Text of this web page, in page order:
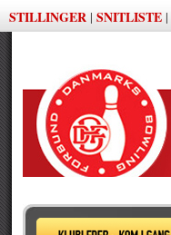
STILLINGER | SNITLISTE |